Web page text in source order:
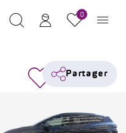
0
Partager